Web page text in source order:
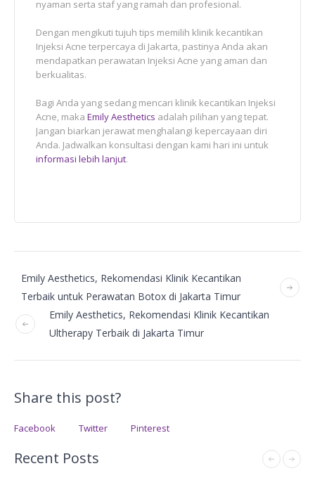
nyaman serta staf yang ramah dan profesional.
Dengan mengikuti tujuh tips memilih klinik kecantikan
Injeksi Acne terpercaya di Jakarta, pastinya Anda akan
mendapatkan perawatan Injeksi Acne yang aman dan
berkualitas.
Bagi Anda yang sedang mencari klinik kecantikan Injeksi
Acne, makaEmily Aesthetics adalah pilihan yang tepat.
Jangan biarkan jerawat menghalangi kepercayaan diri
Anda. Jadwalkan konsultasi dengan kami hari ini untuk
informasi lebih lanjut.
Emily Aesthetics, Rekomendasi Klinik Kecantikan
Terbaik untuk Perawatan Botox di Jakarta Timur
Emily Aesthetics, Rekomendasi Klinik Kecantikan
Ultherapy Terbaik di Jakarta Timur
Share this post?
Facebook Twitter Pinterest
Recent Posts